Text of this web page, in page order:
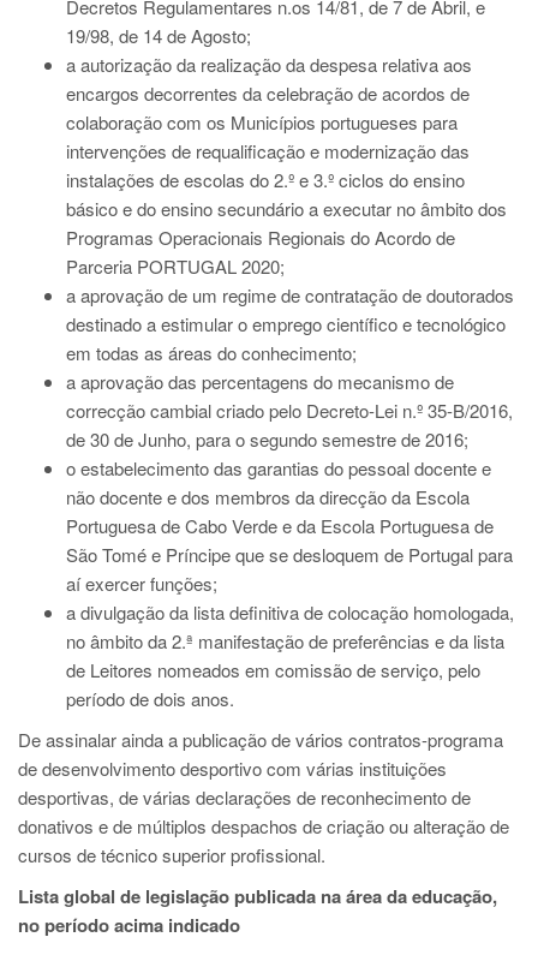
Decretos Regulamentares n.os 14/81, de 7 de Abril, e
19/98, de 14 de Agosto;
a autorização da realização da despesa relativa aos
encargos decorrentes da celebração de acordos de
colaboração com os Municípios portugueses para
intervenções de requalificação e modernização das
instalações de escolas do 2.º e 3.º ciclos do ensino
básico e do ensino secundário a executar no âmbito dos
Programas Operacionais Regionais do Acordo de
Parceria PORTUGAL 2020;
a aprovação de um regime de contratação de doutorados
destinado a estimular o emprego científico e tecnológico
em todas as áreas do conhecimento;
a aprovação das percentagens do mecanismo de
correcção cambial criado pelo Decreto-Lei n.º 35-B/2016,
de 30 de Junho, para o segundo semestre de 2016;
o estabelecimento das garantias do pessoal docente e
não docente e dos membros da direcção da Escola
Portuguesa de Cabo Verde e da Escola Portuguesa de
São Tomé e Príncipe que se desloquem de Portugal para
aí exercer funções;
a divulgação da lista definitiva de colocação homologada,
no âmbito da 2.ª manifestação de preferências e da lista
de Leitores nomeados em comissão de serviço, pelo
período de dois anos.
De assinalar ainda a publicação de vários contratos-programa
de desenvolvimento desportivo com várias instituições
desportivas, de várias declarações de reconhecimento de
donativos e de múltiplos despachos de criação ou alteração de
cursos de técnico superior profissional.
Lista global de legislação publicada na área da educação,
no período acima indicado